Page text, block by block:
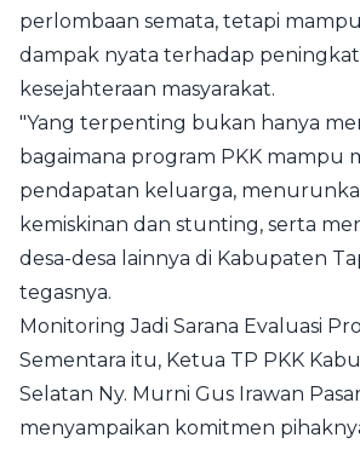
perlombaan semata, tetapi
dampak nyata terhadap
kesejahteraan masyarakat.
"Yang terpenting bukan hanya
bagaimana program PKK mampu
pendapatan keluarga,
kemiskinan dan stunting, serta
desa-desa lainnya di Kabupaten
tegasnya.
Monitoring Jadi Sarana Evaluasi
Sementara itu, Ketua TP PKK
Selatan Ny. Murni Gus Irawan
menyampaikan komitmen